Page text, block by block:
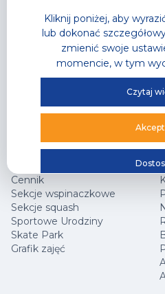
Wodne Urodziny
Lodowisko
Gastronomia
Sklep Sportowy
Grafik zajęć
Squash
Cennik
Sekcje wspinaczkowe
Sekcje squash
Sportowe Urodziny
Skate Park
Grafik zajęć
Kliknij poniżej, aby
lub dokonać
zmienić swoje
momencie, w tym
Czytaj